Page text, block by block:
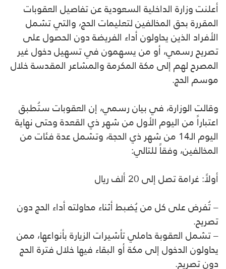
أعلنت وزارة الداخلية السعودية عن تفاصيل العقوبات
المقررة بحق المخالفين لتعليمات الحج، والتي تشمل
الأفراد الذين يحاولون أداء الفريضة دون الحصول على
تصريح رسمي، أو من يسهمون في تسهيل دخول غير
المصرح لهم إلى مكة المكرمة والمشاعر المقدسة خلال
موسم الحج.
وقالت الوزارة، في بيان رسمي، إن العقوبات ستُطبق
اعتباراً من اليوم الأول من شهر ذي القعدة وحتى نهاية
اليوم الـ14 من شهر ذي الحجة، وتشمل عدة فئات من
المخالفين، وفقاً للتالي:
أولاً: غرامة تصل إلى 20 ألف ريال
– تُفرض على كل من يُضبط أثناء محاولته أداء الحج دون
تصريح.
– تشمل العقوبة حاملي تأشيرات الزيارة بأنواعها، ممن
يحاولون الدخول إلى مكة أو البقاء فيها خلال فترة الحج
دون تصريح.